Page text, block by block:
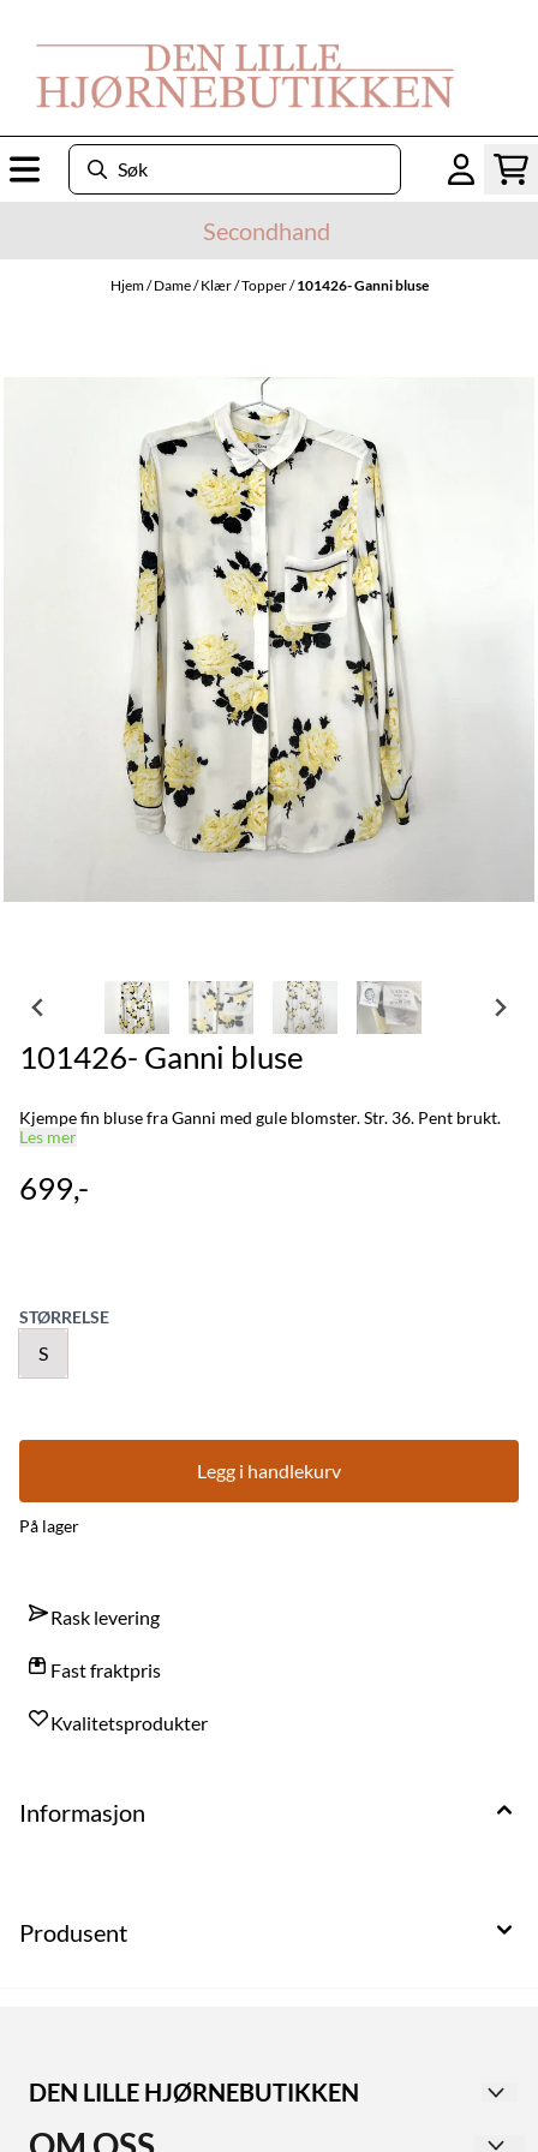
Secondhand
Hjem/Dame/Klær/Topper/101426- Ganni bluse
101426- Ganni bluse
Kjempe fin bluse fra Ganni med gule blomster. Str. 36. Pent brukt.
Les mer
699,-
STØRRELSE
S
Legg i handlekurv
På lager
Rask levering
Fast fraktpris
Kvalitetsprodukter
Informasjon
Produsent
DEN LILLE HJØRNEBUTIKKEN